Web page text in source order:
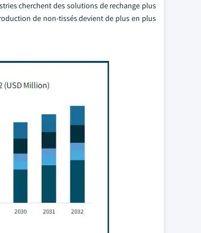
cherchent des solutions de rechange plus
de non-tissés devient de plus en plus